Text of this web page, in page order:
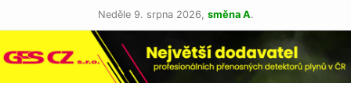
Neděle 9. srpna 2026, směna A.